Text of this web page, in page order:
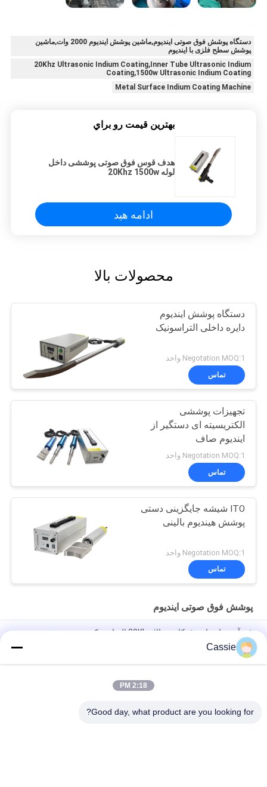
دستگاه پوشش فوق صوتی ایندیوم,ماشين پوشش اينديوم 2000 وات,ماشین
پوشش سطح فلزی با ایندیوم
20Khz Ultrasonic Indium Coating,Inner Tube Ultrasonic Indium
Coating,1500w Ultrasonic Indium Coating
Metal Surface Indium Coating Machine
بهترين قيمت رو براي
هدف قوس فوق صوتی پوششی داخل
لوله 20Khz 1500w
ادامه هید
محصولات بالا
دستگاه پوشش ایندیوم
دایره داخلی التراسونیک
Negotation MOQ:1 واحد
تماس
تجهیزات پوششی
الکتریسیته ای دستگیر از
ایندیوم صاف
Negotation MOQ:1 واحد
تماس
ITO شیشه جایگزینی دستی
پوشش هیندیوم بالینی
Negotation MOQ:1 واحد
تماس
پوشش فوق صوتی ایندیوم
فن آوری ارتعاش فرکانس بالا 20Khz التراسونک بر روی صفحه مس
Indium Coating
30Khz دستگاه جوشکاری هدف صاف با ماژول فوق صوتی تکنولوژی
Cassie
2:18 PM
Good day, what product are you looking for?